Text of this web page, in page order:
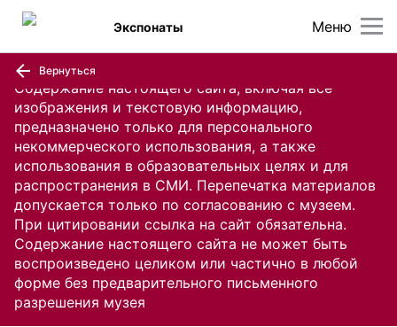
Содержание настоящего сайта, включая все
изображения и текстовую информацию,
предназначено только для персонального
некоммерческого использования, а также
использования в образовательных целях и для
распространения в СМИ. Перепечатка материалов
допускается только по согласованию с музеем.
При цитировании ссылка на сайт обязательна.
Содержание настоящего сайта не может быть
воспроизведено целиком или частично в любой
форме без предварительного письменного
разрешения музея
Меню
Экспонаты
Вернуться